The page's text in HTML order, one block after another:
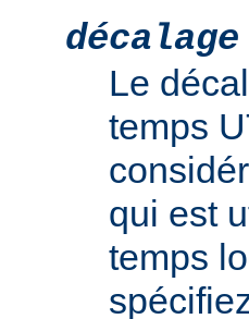
décalage
Le
temps
qui est
temps